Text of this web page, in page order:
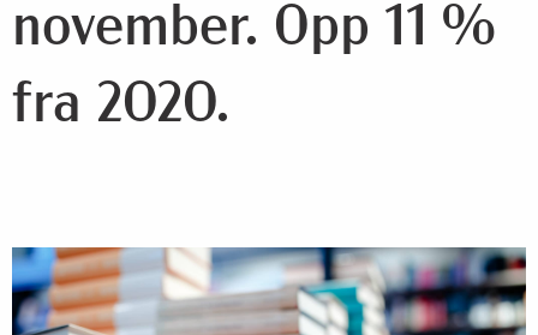
november. Opp 11 %
fra 2020.